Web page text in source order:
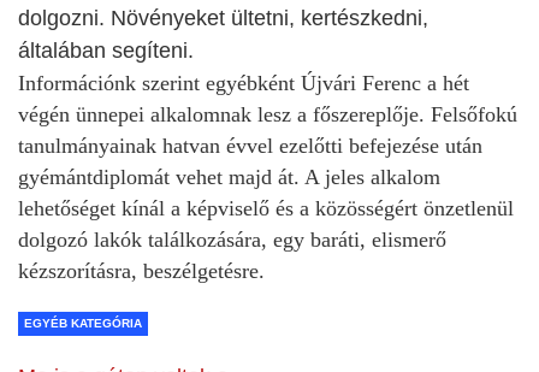
dolgozni. Növényeket ültetni, kertészkedni,
általában segíteni.
Információnk szerint egyébként Újvári Ferenc a hét
végén ünnepei alkalomnak lesz a főszereplője. Felsőfokú
tanulmányainak hatvan évvel ezelőtti befejezése után
gyémántdiplomát vehet majd át. A jeles alkalom
lehetőséget kínál a képviselő és a közösségért önzetlenül
dolgozó lakók találkozására, egy baráti, elismerő
kézszorításra, beszélgetésre.
EGYÉB KATEGÓRIA